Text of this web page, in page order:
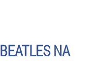
BEATLES NA